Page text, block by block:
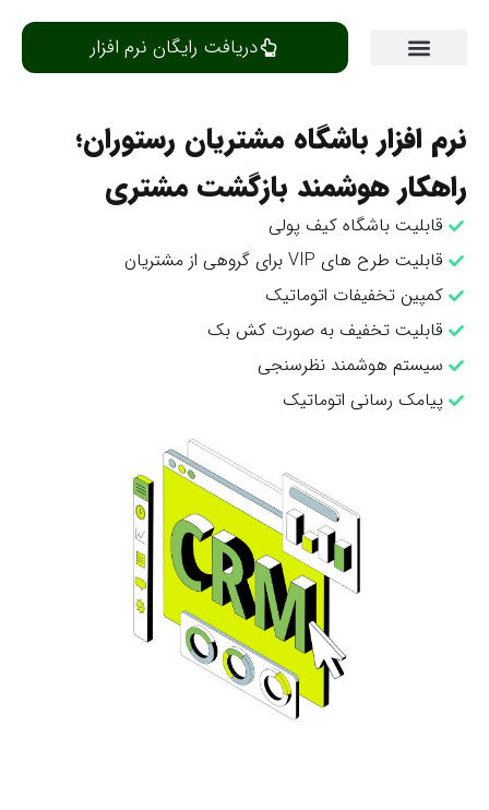
دریافت رایگان نرم افزار
افزار باشگاه مشتریان رستوران؛
هوشمند بازگشت مشتری
قابلیت باشگاه کیف پولی
قابلیت طرح های VIP برای گروهی از مشتریان
کمپین تخفیفات اتوماتیک
قابلیت تخفیف به صورت کش بک
سیستم هوشمند نظرسنجی
پیامک رسانی اتوماتیک